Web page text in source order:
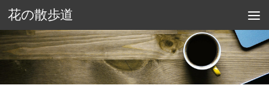
花の散歩道